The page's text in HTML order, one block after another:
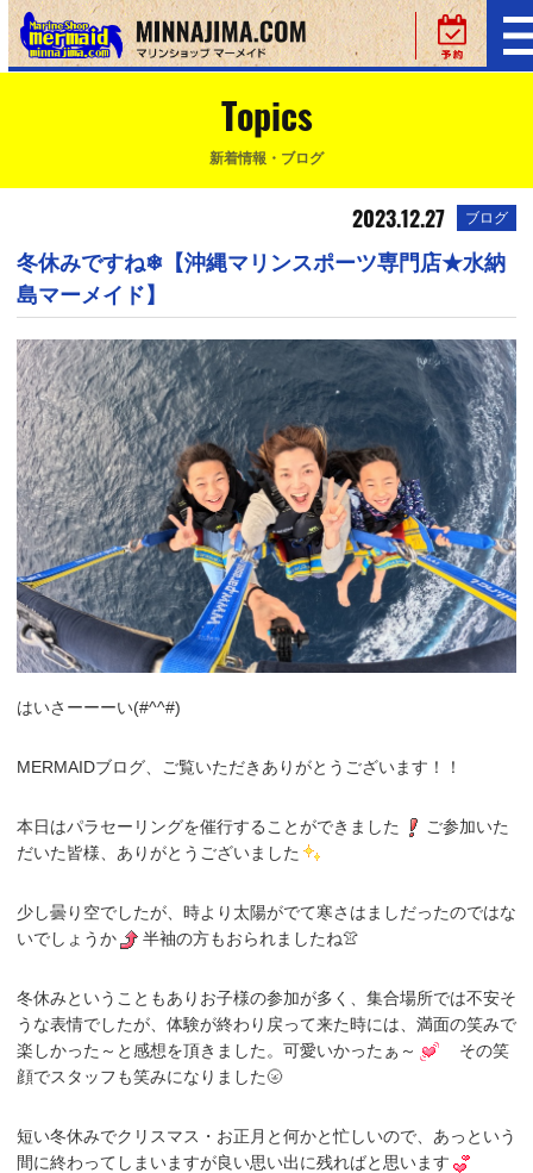
Topics
新着情報・ブログ
2023.12.27 ブログ
冬休みですね❄【沖縄マリンスポーツ専門店★水納
島マーメイド】
はいさーーーい(#^^#)
MERMAIDブログ、ご覧いただきありがとうございます！！
本日はパラセーリングを催行することができました
ご参加いた
だいた皆様、ありがとうございました
少し曇り空でしたが、時より太陽がでて寒さはましだったのではな
いでしょうか
半袖の方もおられましたね👚
冬休みということもありお子様の参加が多く、集合場所では不安そ
うな表情でしたが、体験が終わり戻って来た時には、満面の笑みで
楽しかった～と感想を頂きました。可愛いかったぁ～
その笑
顔でスタッフも笑みになりました🌝
短い冬休みでクリスマス・お正月と何かと忙しいので、あっという
間に終わってしまいますが良い思い出に残ればと思います